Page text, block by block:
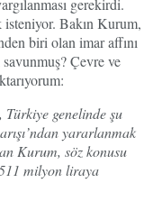
gerekirdi.
isteniyor. Bakın Kurum,
biri olan imar affını
savunmuş? Çevre ve
genelinde şu
yararlanmak
Kurum, söz konusu
milyon liraya